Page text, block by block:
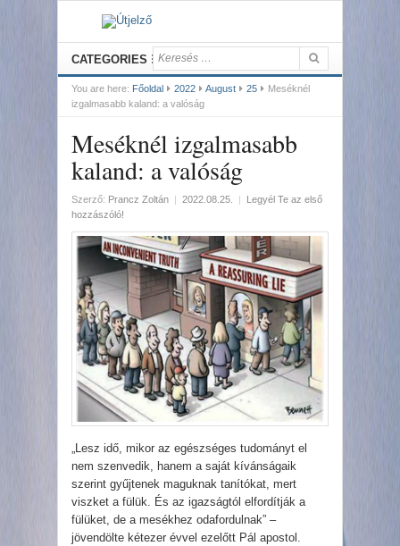
CATEGORIES
You are here: Főoldal 2022 August 25
Meséknél
izgalmasabb kaland: a valóság
Meséknél izgalmasabb
kaland: a valóság
Szerző: Prancz Zoltán | 2022.08.25. |
Legyél Te az első
hozzászóló!
„Lesz idő, mikor az egészséges tudományt el
nem szenvedik, hanem a saját kívánságaik
szerint gyűjtenek maguknak tanítókat, mert
viszket a fülük. És az igazságtól elfordítják a
fülüket, de a mesékhez odafordulnak” –
jövendölte kétezer évvel ezelőtt Pál apostol.